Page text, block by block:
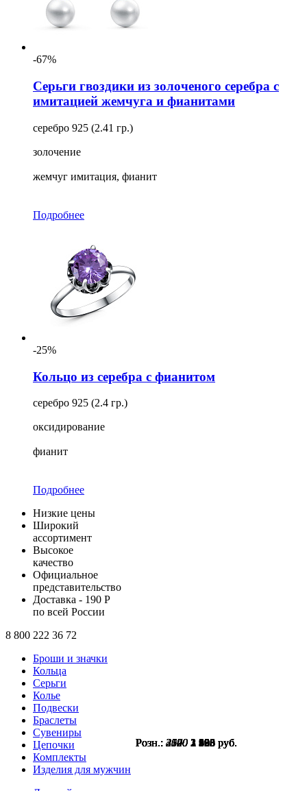
Розн.: 2520 1 890 руб.
Розн.: 3100 2 325 руб.
Розн.: 3100 2 325 руб.
Розн.: 2670 2 003 руб.
Розн.: 4520 3 390 руб.
Розн.: 2540 1 905 руб.
-67%
Серьги гвоздики из золоченого серебра с
имитацией жемчуга и фианитами
серебро 925 (2.41 гр.)
золочение
жемчуг имитация, фианит
Розн.: 3600 1 188 руб.
Подробнее
-25%
Кольцо из серебра с фианитом
серебро 925 (2.4 гр.)
оксидирование
фианит
Розн.: 2090 1 568 руб.
Подробнее
Низкие цены
Широкий
ассортимент
Высокое
качество
Официальное
представительство
Доставка - 190 Р
по всей России
8 800 222 36 72
Броши и значки
Кольца
Серьги
Колье
Подвески
Браслеты
Сувениры
Цепочки
Комплекты
Изделия для мужчин